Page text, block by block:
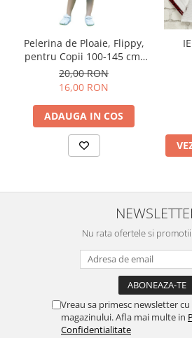
Pelerina de Ploaie, Flippy,
pentru Copii 100-145 cm,
din EVA, Impermeabila,
Inchidere cu Capse,
20,00 RON
16,00 RON
ADAUGA IN COS
Nu rata ofertele si
Vreau sa primesc newsletter
magazinului. Afla mai multe in
Confidentialitate